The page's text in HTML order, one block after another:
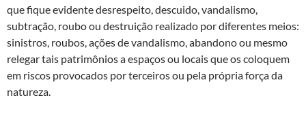
que fique evidente desrespeito, descuido, vandalismo,
subtração, roubo ou destruição realizado por diferentes meios:
sinistros, roubos, ações de vandalismo, abandono ou mesmo
relegar tais patrimônios a espaços ou locais que os coloquem
em riscos provocados por terceiros ou pela própria força da
natureza.